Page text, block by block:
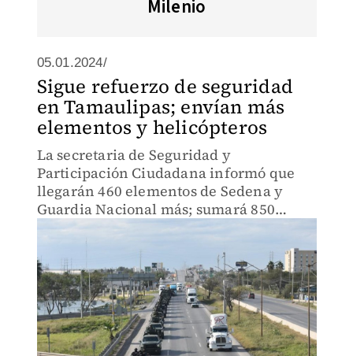
Milenio
05.01.2024/
Sigue refuerzo de seguridad
en Tamaulipas; envían más
elementos y helicópteros
La secretaria de Seguridad y
Participación Ciudadana informó que
llegarán 460 elementos de Sedena y
Guardia Nacional más; sumará 850
efectivos de las fuerzas federales.